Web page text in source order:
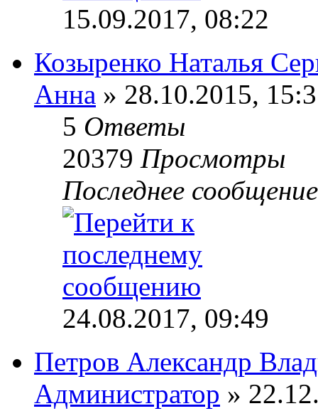
15.09.2017, 08:22
Козыренко Наталья
Анна » 28.10.2015,
5 Ответы
20379 Просмотры
Последнее
24.08.2017, 09:49
Петров Александр
Администратор »